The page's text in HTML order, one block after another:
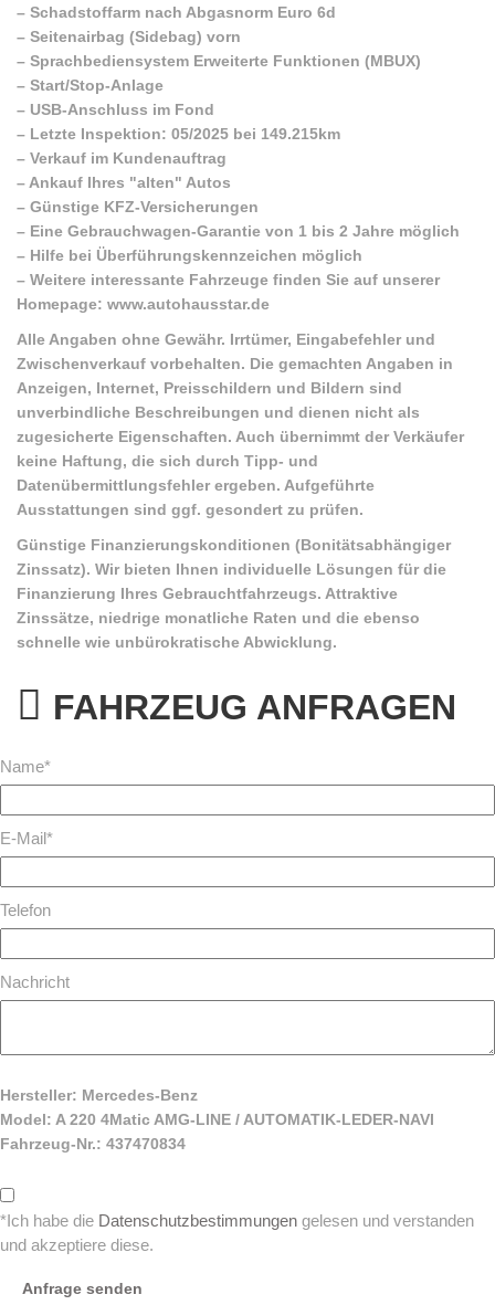
– Schadstoffarm nach Abgasnorm Euro 6d
– Seitenairbag (Sidebag) vorn
– Sprachbediensystem Erweiterte Funktionen (MBUX)
– Start/Stop-Anlage
– USB-Anschluss im Fond
– Letzte Inspektion: 05/2025 bei 149.215km
– Verkauf im Kundenauftrag
–Ankauf Ihres "alten" Autos
– Günstige KFZ-Versicherungen
– Eine Gebrauchwagen-Garantie von 1 bis 2 Jahre möglich
– Hilfe bei Überführungskennzeichen möglich
– Weitere interessante Fahrzeuge finden Sie auf unserer
Homepage: www.autohausstar.de
Alle Angaben ohne Gewähr. Irrtümer, Eingabefehler und
Zwischenverkauf vorbehalten. Die gemachten Angaben in
Anzeigen, Internet, Preisschildern und Bildern sind
unverbindliche Beschreibungen und dienen nicht als
zugesicherte Eigenschaften. Auch übernimmt der Verkäufer
keine Haftung, die sich durch Tipp- und
Datenübermittlungsfehler ergeben. Aufgeführte
Ausstattungen sind ggf. gesondert zu prüfen.
Günstige Finanzierungskonditionen (Bonitätsabhängiger
Zinssatz). Wir bieten Ihnen individuelle Lösungen für die
Finanzierung Ihres Gebrauchtfahrzeugs. Attraktive
Zinssätze, niedrige monatliche Raten und die ebenso
schnelle wie unbürokratische Abwicklung.
FAHRZEUG ANFRAGEN
Name*
E-Mail*
Telefon
Nachricht
Hersteller: Mercedes-Benz
Model: A 220 4Matic AMG-LINE / AUTOMATIK-LEDER-NAVI
Fahrzeug-Nr.: 437470834
*Ich habe die Datenschutzbestimmungen gelesen und verstanden
und akzeptiere diese.
Anfrage senden